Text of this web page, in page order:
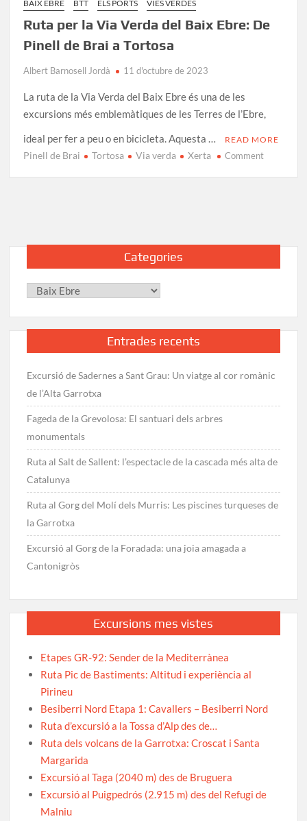
BAIX EBRE BTT ELS PORTS VIES VERDES
Ruta per la Via Verda del Baix Ebre: De
Pinell de Brai a Tortosa
Albert Barnosell Jordà 11 d'octubre de 2023
La ruta de la Via Verda del Baix Ebre és una de les
excursions més emblemàtiques de les Terres de l’Ebre,
ideal per fer a peu o en bicicleta. Aquesta …
READ MORE
Pinell de Brai Tortosa Via verda Xerta Commenton
del
a
Categories
Categories
Entrades recents
Excursió de Sadernes a Sant Grau: Un viatge al cor romànic
de l’Alta Garrotxa
Fageda de la Grevolosa: El santuari dels arbres
monumentals
Ruta al Salt de Sallent: l’espectacle de la cascada més alta de
Catalunya
Ruta al Gorg del Molí dels Murris: Les piscines turqueses de
la Garrotxa
Excursió al Gorg de la Foradada: una joia amagada a
Cantonigròs
Excursions mes vistes
Etapes GR-92: Sender de la Mediterrànea
Ruta Pic de Bastiments: Altitud i experiència al
Pirineu
Besiberri Nord Etapa 1: Cavallers – Besiberri Nord
Ruta d’excursió a la Tossa d’Alp des de…
Ruta dels volcans de la Garrotxa: Croscat i Santa
Margarida
Excursió al Taga (2040 m) des de Bruguera
Excursió al Puigpedrós (2.915 m) des del Refugi de
Malniu